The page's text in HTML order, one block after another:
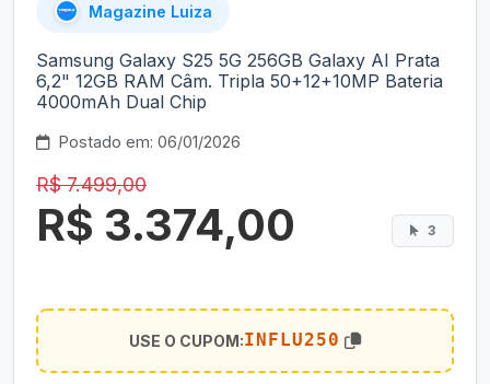
Magazine Luiza
Samsung Galaxy S25 5G 256GB Galaxy AI Prata
6,2" 12GB RAM Câm. Tripla 50+12+10MP Bateria
4000mAh Dual Chip
Postado em: 06/01/2026
R$ 7.499,00
R$ 3.374,00 3
USE O CUPOM:INFLU250